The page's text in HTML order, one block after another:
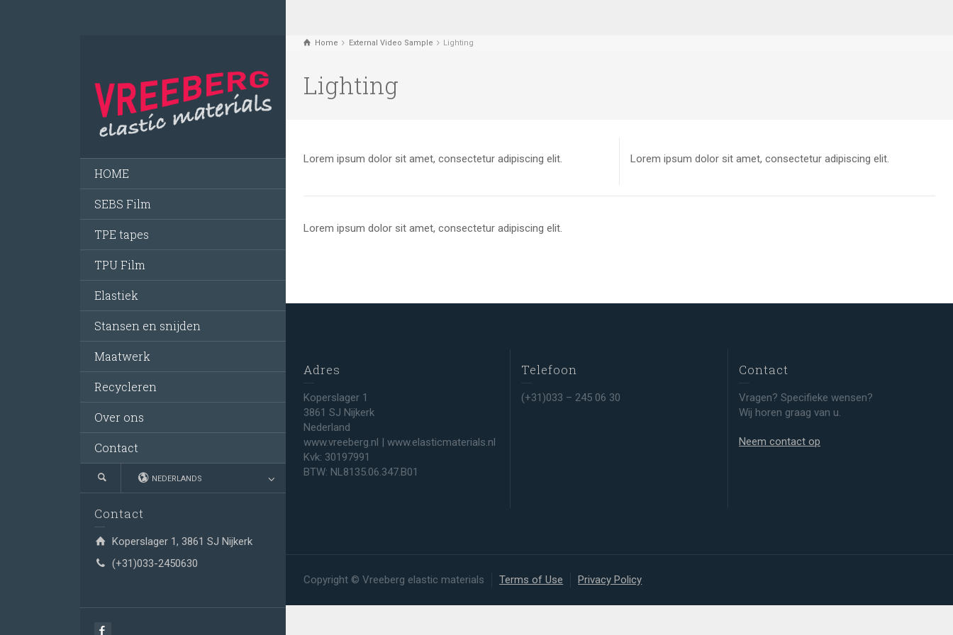
HOME
SEBS Film
TPE tapes
TPU Film
Elastiek
Stansen en snijden
Maatwerk
Recycleren
Over ons
Contact
NEDERLANDS
Contact
Koperslager 1, 3861 SJ Nijkerk
(+31)033-2450630
Home External Video Sample Lighting
Lighting
Lorem ipsum dolor sit amet, consectetur adipiscing elit. Lorem ipsum dolor sit amet, consectetur adipiscing elit.
Lorem ipsum dolor sit amet, consectetur adipiscing elit.
Adres
Koperslager 1
3861 SJ Nijkerk
Nederland
www.vreeberg.nl | www.elasticmaterials.nl
Kvk: 30197991
BTW: NL8135.06.347.B01
Telefoon
(+31)033 – 245 06 30
Contact
Vragen? Specifieke wensen?
Wij horen graag van u.
Neem contact op
Copyright © Vreeberg elastic materials Terms of Use Privacy Policy